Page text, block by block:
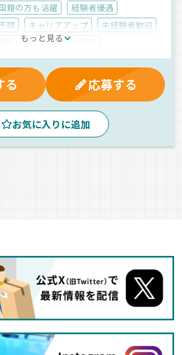
籍の方も活躍
経験者優遇
問 キャリアアップ
未経験者歓迎
週払いＯＫ
社宅対応可
朝 朝 夜 夕方 昼
手積み
カーナビ搭載
1人1台専用車
医薬品 その他 雑貨
日用品
用品 飲料水 家電
薬品 食品
軽四輪（AT）
もっと見る
る 応募する
お気に入りに追加